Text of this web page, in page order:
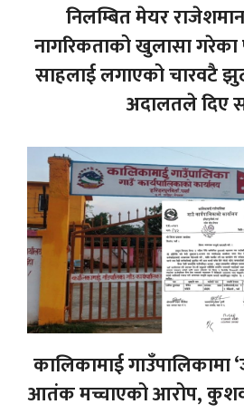
निलम्बित मेयर
नागरिकताको खुलासा गरेका
साहलाई लगाएको चारवटै
अदालतले दिए
कालिकामाई गाउँपालिकामा
आतंक मच्चाएको आरोप,